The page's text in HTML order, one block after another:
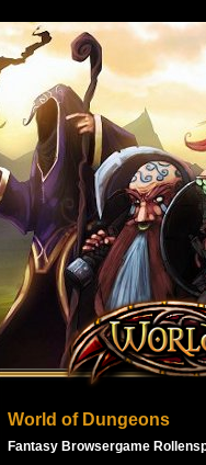
World of Dungeons
Fantasy Browsergame